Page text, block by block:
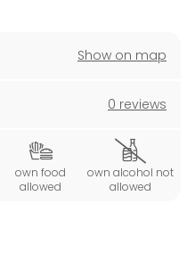
Show on map
0 reviews
own food
allowed
own alcohol not
allowed